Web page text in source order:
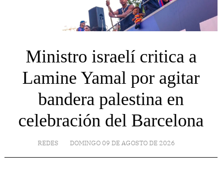
Ministro israelí critica a
Lamine Yamal por agitar
bandera palestina en
celebración del Barcelona
REDES DOMINGO 09 DE AGOSTO DE 2026